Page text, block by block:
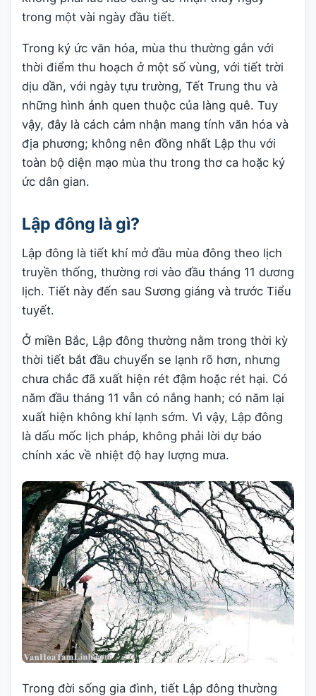
trong một vài ngày đầu tiết.
Trong ký ức văn hóa, mùa thu thường gắn với
thời điểm thu hoạch ở một số vùng, với tiết trời
dịu dần, với ngày tựu trường, Tết Trung thu và
những hình ảnh quen thuộc của làng quê. Tuy
vậy, đây là cách cảm nhận mang tính văn hóa và
địa phương; không nên đồng nhất Lập thu với
toàn bộ diện mạo mùa thu trong thơ ca hoặc ký
ức dân gian.
Lập đông là gì?
Lập đông là tiết khí mở đầu mùa đông theo lịch
truyền thống, thường rơi vào đầu tháng 11 dương
lịch. Tiết này đến sau Sương giáng và trước Tiểu
tuyết.
Ở miền Bắc, Lập đông thường nằm trong thời kỳ
thời tiết bắt đầu chuyển se lạnh rõ hơn, nhưng
chưa chắc đã xuất hiện rét đậm hoặc rét hại. Có
năm đầu tháng 11 vẫn có nắng hanh; có năm lại
xuất hiện không khí lạnh sớm. Vì vậy, Lập đông
là dấu mốc lịch pháp, không phải lời dự báo
chính xác về nhiệt độ hay lượng mưa.
Trong đời sống gia đình, tiết Lập đông thường